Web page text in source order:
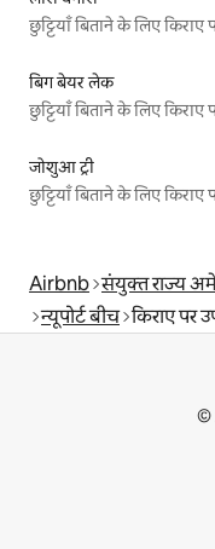
बिग बेयर लेक
जोशुआ ट्री
Airbnb संयुक्त राज्य
न्यूपोर्ट बीच किराए पर
©